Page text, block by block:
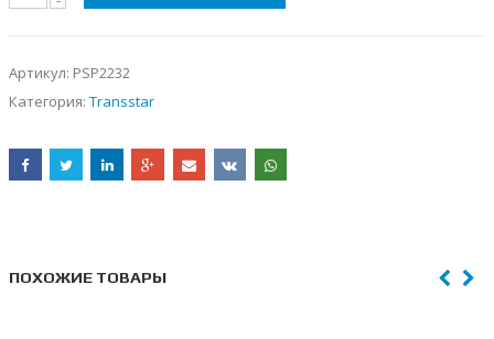
Артикул: PSP2232
Категория: Transstar
ПОХОЖИЕ ТОВАРЫ